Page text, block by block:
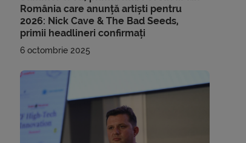
România care anunță artiști pentru
2026: Nick Cave & The Bad Seeds,
primii headlineri confirmați
6 octombrie 2025